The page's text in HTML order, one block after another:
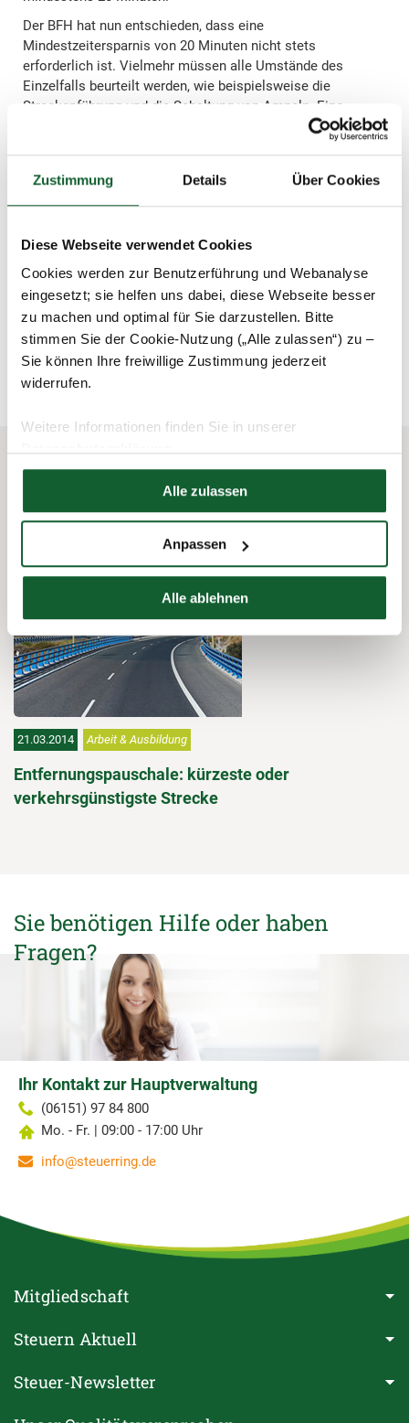
Zustimmung Details Über Cookies
Diese Webseite verwendet Cookies
Cookies werden zur Benutzerführung und Webanalyse
eingesetzt; sie helfen uns dabei, diese Webseite besser
zu machen und optimal für Sie darzustellen. Bitte
stimmen Sie der Cookie-Nutzung („Alle zulassen“) zu –
Sie können Ihre freiwillige Zustimmung jederzeit
widerrufen.
Weitere Informationen finden Sie in unserer
Hier finden Sie unserImpressum
Alle zulassen
Anpassen
Alle ablehnen
Der BFH hat nun entschieden, dass eine
Mindestzeitersparnis von 20 Minuten nicht stets
erforderlich ist. Vielmehr müssen alle Umstände des
Einzelfalls beurteilt werden, wie beispielsweise die
Streckenführung und die Schaltung von Ampeln. Eine
Straßenverbindung kann auch dann „offensichtlich
verkehrsgünstiger“ sein, wenn bei ihrer Nutzung nur eine
Allerdings hat der BFH klargestellt, dass nur die tatsächlich
genutzte Straßenverbindung berechnet werden darf. Eine
Straßenverbindung kann der Entfernungspauschale nicht
zugrunde gelegt werden.
schließen und zurück zur Liste
Das könnte Sie auch interessieren
21.03.2014 Arbeit & Ausbildung
Entfernungspauschale: kürzeste oder
verkehrsgünstigste Strecke
Sie benötigen Hilfe oder haben
Fragen?
Ihr Kontakt zur Hauptverwaltung
(06151) 97 84 800
Mo. - Fr. | 09:00 - 17:00 Uhr
info@steuerring.de
Mitgliedschaft
Steuern Aktuell
Steuer-Newsletter